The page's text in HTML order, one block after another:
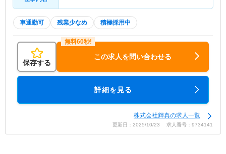
車通勤可 残業少なめ 積極採用中
保存する
この求人を問い合わせる
詳細を見る
株式会社輝真の求人一覧
更新日：2025/10/23 求人番号：9734141